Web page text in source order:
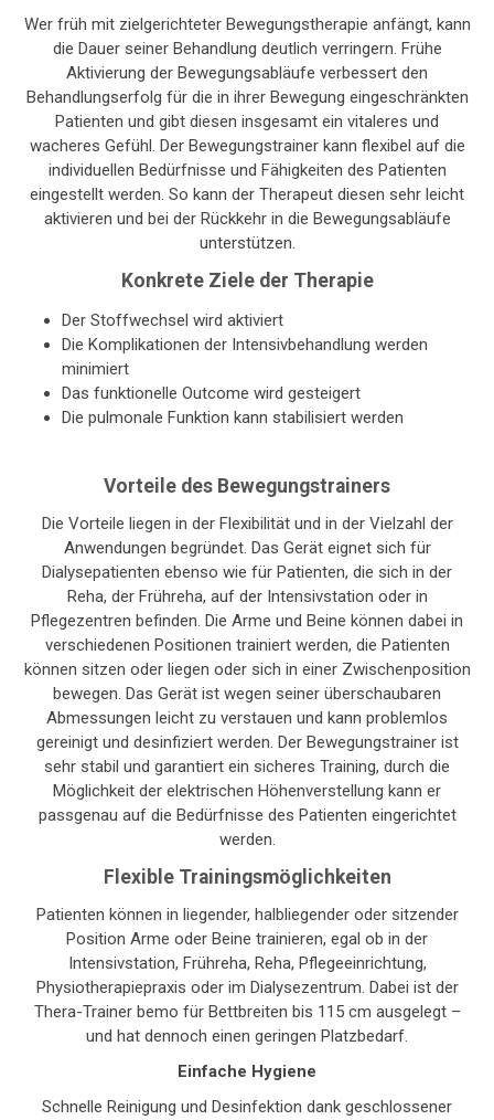
Wer früh mit zielgerichteter Bewegungstherapie anfängt, kann
die Dauer seiner Behandlung deutlich verringern. Frühe
Aktivierung der Bewegungsabläufe verbessert den
Behandlungserfolg für die in ihrer Bewegung eingeschränkten
Patienten und gibt diesen insgesamt ein vitaleres und
wacheres Gefühl. Der Bewegungstrainer kann flexibel auf die
individuellen Bedürfnisse und Fähigkeiten des Patienten
eingestellt werden. So kann der Therapeut diesen sehr leicht
aktivieren und bei der Rückkehr in die Bewegungsabläufe
unterstützen.
Konkrete Ziele der Therapie
Der Stoffwechsel wird aktiviert
Die Komplikationen der Intensivbehandlung werden
minimiert
Das funktionelle Outcome wird gesteigert
Die pulmonale Funktion kann stabilisiert werden
Vorteile des Bewegungstrainers
Die Vorteile liegen in der Flexibilität und in der Vielzahl der
Anwendungen begründet. Das Gerät eignet sich für
Dialysepatienten ebenso wie für Patienten, die sich in der
Reha, der Frühreha, auf der Intensivstation oder in
Pflegezentren befinden. Die Arme und Beine können dabei in
verschiedenen Positionen trainiert werden, die Patienten
können sitzen oder liegen oder sich in einer Zwischenposition
bewegen. Das Gerät ist wegen seiner überschaubaren
Abmessungen leicht zu verstauen und kann problemlos
gereinigt und desinfiziert werden. Der Bewegungstrainer ist
sehr stabil und garantiert ein sicheres Training, durch die
Möglichkeit der elektrischen Höhenverstellung kann er
passgenau auf die Bedürfnisse des Patienten eingerichtet
werden.
Flexible Trainingsmöglichkeiten
Patienten können in liegender, halbliegender oder sitzender
Position Arme oder Beine trainieren, egal ob in der
Intensivstation, Frühreha, Reha, Pflegeeinrichtung,
Physiotherapiepraxis oder im Dialysezentrum. Dabei ist der
Thera-Trainer bemo für Bettbreiten bis 115 cm ausgelegt –
und hat dennoch einen geringen Platzbedarf.
Einfache Hygiene
Schnelle Reinigung und Desinfektion dank geschlossener